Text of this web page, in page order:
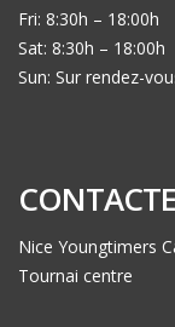
Fri: 8:30h – 18:00h
Sat: 8:30h – 18:00h
Sun: Sur rendez-
Nice Youngtimers
Tournai centre